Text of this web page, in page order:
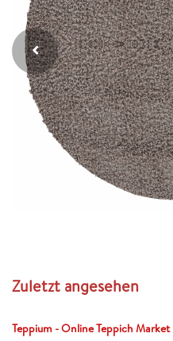
Zuletzt angesehen
Teppium - Online Teppich Market